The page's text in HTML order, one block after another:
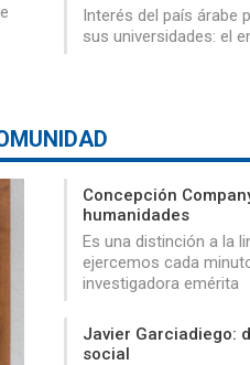
Interés del país árabe
sus universidades: el
Concepción
humanidades
Es una distinción a la
ejercemos cada
investigadora emérita
Javier Garciadiego:
social